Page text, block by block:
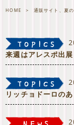
HOME > 通販サイト、夏
来週はアレスポ出展
リッチョドーロの